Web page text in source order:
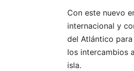
Con este nuevo
internacional y
del Atlántico
los intercambios
isla.